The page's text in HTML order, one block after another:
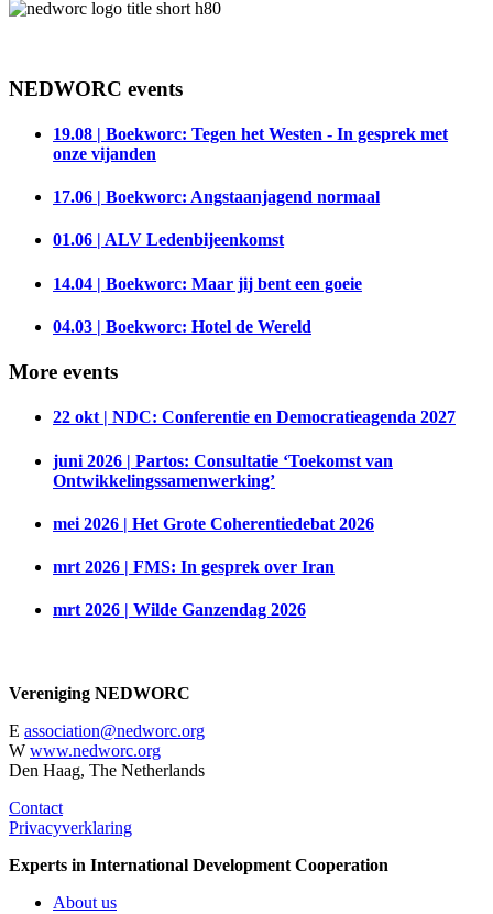
NEDWORC events
19.08 | Boekworc: Tegen het Westen - In gesprek met
onze vijanden
17.06 | Boekworc: Angstaanjagend normaal
01.06 | ALV Ledenbijeenkomst
14.04 | Boekworc: Maar jij bent een goeie
04.03 | Boekworc: Hotel de Wereld
More events
22 okt | NDC: Conferentie en Democratieagenda 2027
juni 2026 | Partos: Consultatie ‘Toekomst van
Ontwikkelingssamenwerking’
mei 2026 | Het Grote Coherentiedebat 2026
mrt 2026 | FMS: In gesprek over Iran
mrt 2026 | Wilde Ganzendag 2026
Vereniging NEDWORC
E association@nedworc.org
W www.nedworc.org
Den Haag, The Netherlands
Contact
Privacyverklaring
Experts in International Development Cooperation
About us